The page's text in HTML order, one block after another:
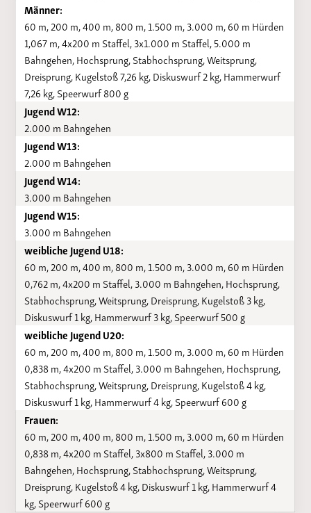
Männer:
60 m, 200 m, 400 m, 800 m, 1.500 m, 3.000 m, 60 m Hürden
1,067 m, 4x200 m Staffel, 3x1.000 m Staffel, 5.000 m
Bahngehen, Hochsprung, Stabhochsprung, Weitsprung,
Dreisprung, Kugelstoß 7,26 kg, Diskuswurf 2 kg, Hammerwurf
7,26 kg, Speerwurf 800 g
Jugend W12:
2.000 m Bahngehen
Jugend W13:
2.000 m Bahngehen
Jugend W14:
3.000 m Bahngehen
Jugend W15:
3.000 m Bahngehen
weibliche Jugend U18:
60 m, 200 m, 400 m, 800 m, 1.500 m, 3.000 m, 60 m Hürden
0,762 m, 4x200 m Staffel, 3.000 m Bahngehen, Hochsprung,
Stabhochsprung, Weitsprung, Dreisprung, Kugelstoß 3 kg,
Diskuswurf 1 kg, Hammerwurf 3 kg, Speerwurf 500 g
weibliche Jugend U20:
60 m, 200 m, 400 m, 800 m, 1.500 m, 3.000 m, 60 m Hürden
0,838 m, 4x200 m Staffel, 3.000 m Bahngehen, Hochsprung,
Stabhochsprung, Weitsprung, Dreisprung, Kugelstoß 4 kg,
Diskuswurf 1 kg, Hammerwurf 4 kg, Speerwurf 600 g
Frauen:
60 m, 200 m, 400 m, 800 m, 1.500 m, 3.000 m, 60 m Hürden
0,838 m, 4x200 m Staffel, 3x800 m Staffel, 3.000 m
Bahngehen, Hochsprung, Stabhochsprung, Weitsprung,
Dreisprung, Kugelstoß 4 kg, Diskuswurf 1 kg, Hammerwurf 4
kg, Speerwurf 600 g